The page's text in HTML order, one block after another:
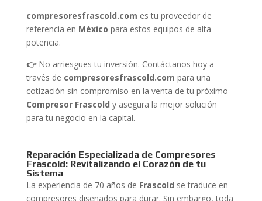
compresoresfrascold.com es tu proveedor de
referencia en México para estos equipos de alta
potencia.
👉 No arriesgues tu inversión. Contáctanos hoy a
través de compresoresfrascold.com para una
cotización sin compromiso en la venta de tu próximo
Compresor Frascold y asegura la mejor solución
para tu negocio en la capital.
Reparación Especializada de Compresores
Frascold: Revitalizando el Corazón de tu
Sistema
La experiencia de 70 años de Frascold se traduce en
compresores diseñados para durar. Sin embargo, toda